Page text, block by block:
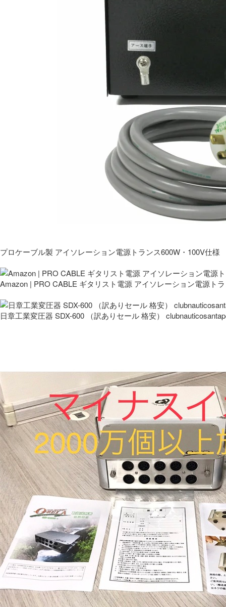
プロケーブル製 アイソレーション電源トランス600W・100V仕様
Amazon | PRO CABLE ギタリスト電源 アイソレーション電源ト
日章工業変圧器 SDX-600 （訳ありセール 格安）